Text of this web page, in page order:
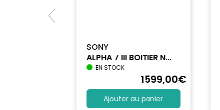
SONY
ALPHA 7 III BOITIER N...
EN STOCK
1599,00€
Ajouter au panier